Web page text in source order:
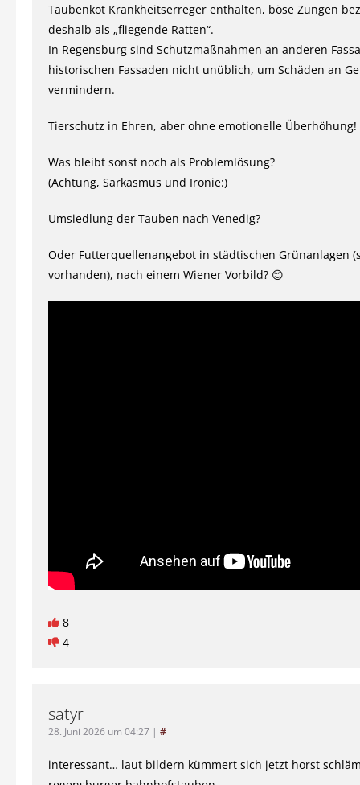
Taubenkot Krankheitserreger enthalten, böse Zungen
deshalb als „fliegende Ratten“.
In Regensburg sind Schutzmaßnahmen an anderen
historischen Fassaden nicht unüblich, um Schäden an
vermindern.
Tierschutz in Ehren, aber ohne emotionelle Überhöhung!
Was bleibt sonst noch als Problemlösung?
(Achtung, Sarkasmus und Ironie:)
Umsiedlung der Tauben nach Venedig?
Oder Futterquellenangebot in städtischen Grünanlagen
vorhanden), nach einem Wiener Vorbild? 😊
8
4
satyr
28. Juni 2026 um 04:27 | #
interessant… laut bildern kümmert sich jetzt horst